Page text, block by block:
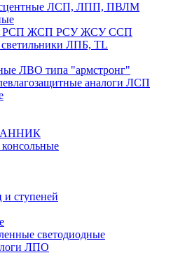
ЛСП, ЛПП, ПВЛМ
РСП ЖСП РСУ ЖСУ ССП
ЛПБ, TL
ЛВО типа "армстронг"
аналоги ЛСП
и ступеней
светодиодные
ЛПО